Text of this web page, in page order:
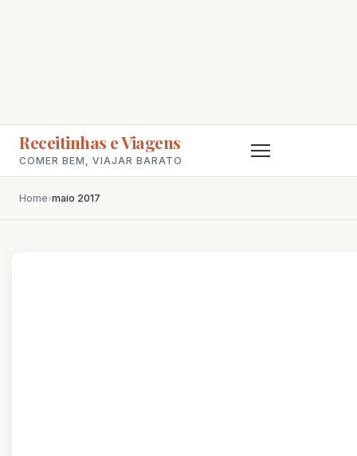
Receitinhas e Viagens
COMER BEM, VIAJAR BARATO
Home›maio 2017